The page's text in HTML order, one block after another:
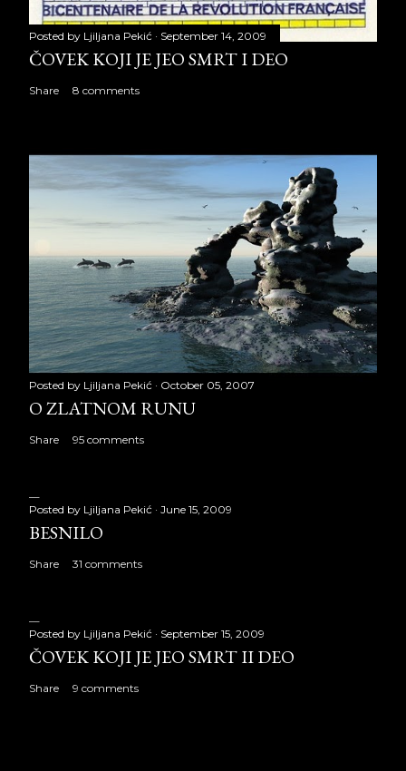
Posted by Ljiljana Pekić September 14, 2009
ČOVEK KOJI JE JEO SMRT I DEO
Share 8 comments
Posted by Ljiljana Pekić October 05, 2007
O ZLATNOM RUNU
Share 95 comments
Posted by Ljiljana Pekić June 15, 2009
BESNILO
Share 31 comments
Posted by Ljiljana Pekić September 15, 2009
ČOVEK KOJI JE JEO SMRT II DEO
Share 9 comments